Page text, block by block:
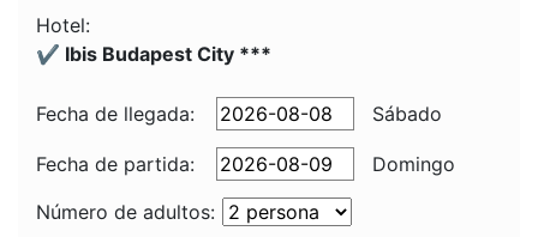
Hotel:
✔️ Ibis Budapest City ***
Fecha de llegada: Sábado
Fecha de partida:
Domingo
Número de adultos: